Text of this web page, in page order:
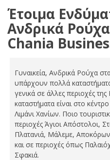
Έτοιμα
Ανδρικά
Chania
Γυναικεία, Ανδρικά Ρούχα
υπάρχουν πολλά
γενικά σε άλλες περιοχές
καταστήματα είναι στο
Λιμάνι Χανίων. Ποιο
περιοχές Άγιοι Απόστολοι,
Πλατανιά, Μάλεμε,
και σε περιοχές όπως
Σφακιά.